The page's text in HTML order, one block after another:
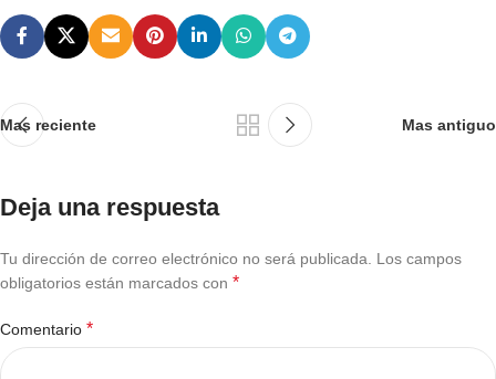
Mas reciente Mas antiguo
Deja una respuesta
Tu dirección de correo electrónico no será publicada.
Los campos
obligatorios están marcados con *
Comentario *